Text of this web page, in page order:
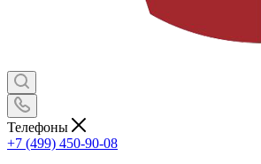
Телефоны
+7 (499) 450-90-08